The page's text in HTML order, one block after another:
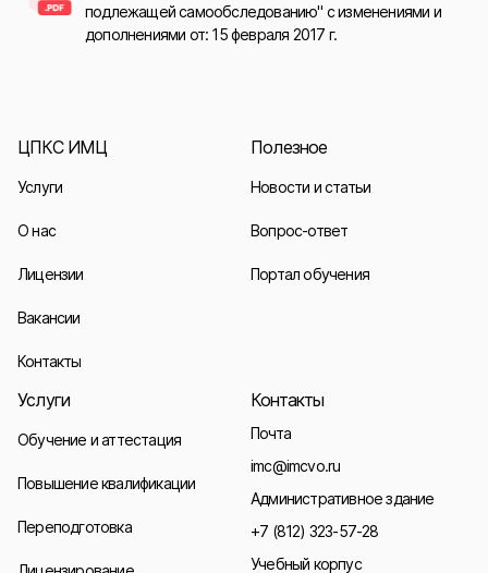
подлежащей самообследованию" с изменениями и
дополнениями от: 15 февраля 2017 г.
ЦПКС ИМЦ
Услуги
О нас
Лицензии
Вакансии
Контакты
Полезное
Новости и статьи
Вопрос-ответ
Портал обучения
Услуги
Обучение и аттестация
Повышение квалификации
Переподготовка
Контакты
Почта
imc@imcvo.ru
Административное здание
+7 (812) 323-57-28
Учебный корпус